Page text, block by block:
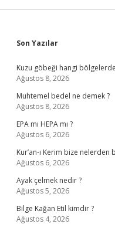
Sidebar
Son Yazılar
Kuzu göbeği hangi
Ağustos 8, 2026
Muhtemel bedel ne demek ?
Ağustos 8, 2026
EPA mı HEPA mı ?
Ağustos 6, 2026
Kur’an-ı Kerim bize nelerden
Ağustos 6, 2026
Ayak çelmek nedir ?
Ağustos 5, 2026
Bilge Kağan Etil kimdir ?
Ağustos 4, 2026